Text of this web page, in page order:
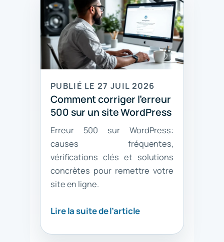
PUBLIÉ LE 27 JUIL 2026
Comment corriger l’erreur
500 sur un site WordPress
Erreur 500 sur WordPress:
causes fréquentes,
vérifications clés et solutions
concrètes pour remettre votre
site en ligne.
Lire la suite de l’article